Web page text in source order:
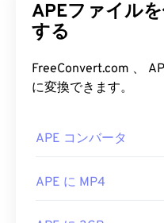
APEファイル
する
FreeConvert.com 、 APEファイルを次の他の形式
に変換できます。
APE コンバータ
APE に MP4